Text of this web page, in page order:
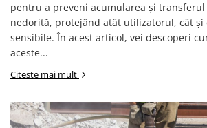
Cizme de lucru OB
Cizme de lucru O4/O5
Cizme de protecție S3
Cizme electroizolante
Saboți și papuci
pentru a preveni acumularea și
nedorită, protejând atât utilizatorul, cât și
sensibile. În acest articol, vei descoperi
aceste...
Citeste mai mult